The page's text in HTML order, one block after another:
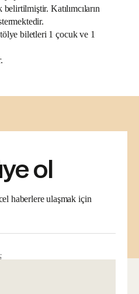
Katılımcıların
biletleri 1 çocuk ve 1
ol
haberlere ulaşmak için